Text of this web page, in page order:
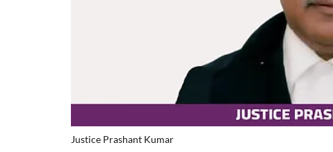
Justice Prashant Kumar